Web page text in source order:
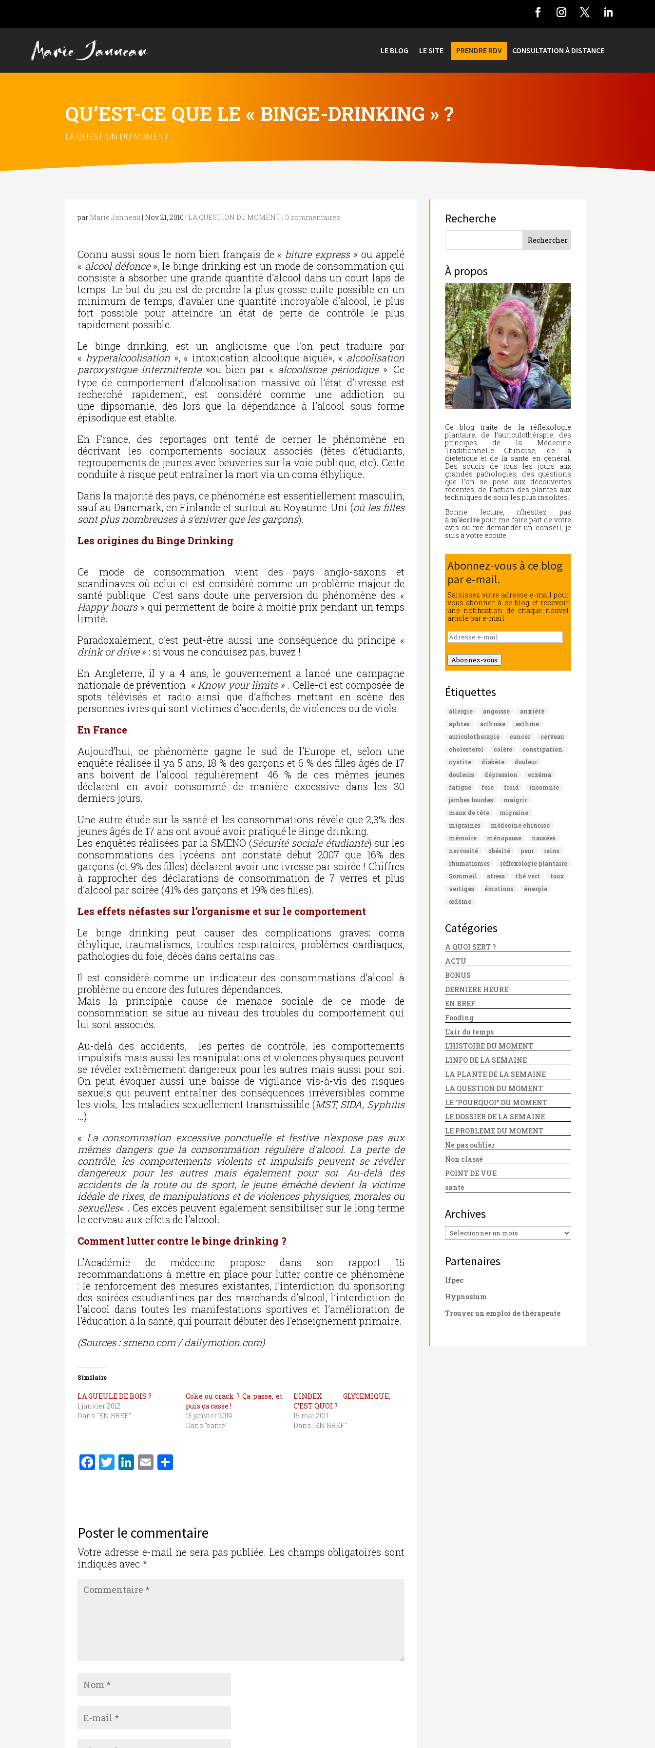
LE BLOG LE SITE PRENDRE RDV CONSULTATION À DISTANCE
QU’EST-CE QUE LE « BINGE-DRINKING » ?
LA QUESTION DU MOMENT
par Marie Janneau | Nov 21, 2010 | LA QUESTION DU MOMENT | 0 commentaires
Connu aussi sous le nom bien français de « biture express» ou appelé
« alcool défonce», le binge drinking est un mode de consommation qui
consiste à absorber une grande quantité d’alcool dans un court laps de
temps. Le but du jeu est de prendre la plus grosse cuite possible en un
minimum de temps, d’avaler une quantité incroyable d’alcool, le plus
fort possible pour atteindre un état de perte de contrôle le plus
rapidement possible.
Le binge drinking, est un anglicisme que l’on peut traduire par
« hyperalcoolisation », « intoxication alcoolique aiguë», « alcoolisation
paroxystique intermittente»ou bien par « alcoolisme périodique». Ce
type de comportement d’alcoolisation massive où l’état d’ivresse est
recherché rapidement, est considéré comme une addiction ou
une dipsomanie, dès lors que la dépendance à l’alcool sous forme
épisodique est établie.
En France, des reportages ont tenté de cerner le phénomène en
décrivant les comportements sociaux associés (fêtes d’étudiants,
regroupements de jeunes avec beuveries sur la voie publique, etc). Cette
conduite à risque peut entraîner la mort via un coma éthylique.
Dans la majorité des pays, ce phénomène est essentiellement masculin,
sauf au Danemark, en Finlande et surtout au Royaume-Uni (où les filles
sont plus nombreuses à s’enivrer que les garçons).
Les origines du Binge Drinking
Ce mode de consommation vient des pays anglo-saxons et
scandinaves où celui-ci est considéré comme un problème majeur de
santé publique. C’est sans doute une perversion du phénomène des «
Happy hours» qui permettent de boire à moitié prix pendant un temps
limité.
Paradoxalement, c’est peut-être aussi une conséquence du principe «
drink or drive» : si vous ne conduisez pas, buvez !
En Angleterre, il y a 4 ans, le gouvernement a lancé une campagne
nationale de prévention « Know your limits» . Celle-ci est composée de
spots télévisés et radio ainsi que d’affiches mettant en scène des
personnes ivres qui sont victimes d’accidents, de violences ou de viols.
En France
Aujourd’hui, ce phénomène gagne le sud de l’Europe et, selon une
enquête réalisée il ya 5 ans, 18 % des garçons et 6 % des filles âgés de 17
ans boivent de l’alcool régulièrement. 46 % de ces mêmes jeunes
déclarent en avoir consommé de manière excessive dans les 30
derniers jours.
Une autre étude sur la santé et les consommations révèle que 2,3% des
jeunes âgés de 17 ans ont avoué avoir pratiqué le Binge drinking.
Les enquêtes réalisées par la SMENO (Sécurité sociale étudiante) sur les
consommations des lycéens ont constaté début 2007 que 16% des
garçons (et 9% des filles) déclarent avoir une ivresse par soirée ! Chiffres
à rapprocher des déclarations de consommation de 7 verres et plus
d’alcool par soirée (41% des garçons et 19% des filles).
Les effets néfastes sur l’organisme et sur le comportement
Le binge drinking peut causer des complications graves: coma
éthylique, traumatismes, troubles respiratoires, problèmes cardiaques,
pathologies du foie, décès dans certains cas…
Il est considéré comme un indicateur des consommations d’alcool à
problème ou encore des futures dépendances.
Mais la principale cause de menace sociale de ce mode de
consommation se situe au niveau des troubles du comportement qui
lui sont associés.
Au-delà des accidents, les pertes de contrôle, les comportements
impulsifs mais aussi les manipulations et violences physiques peuvent
se révéler extrêmement dangereux pour les autres mais aussi pour soi.
On peut évoquer aussi une baisse de vigilance vis-à-vis des risques
sexuels qui peuvent entraîner des conséquences irréversibles comme
les viols, les maladies sexuellement transmissible (MST, SIDA, Syphilis
…).
« La consommation excessive ponctuelle et festive n’expose pas aux
mêmes dangers que la consommation régulière d’alcool. La perte de
contrôle, les comportements violents et impulsifs peuvent se révéler
dangereux pour les autres mais également pour soi. Au-delà des
accidents de la route ou de sport, le jeune éméché devient la victime
idéale de rixes, de manipulations et de violences physiques, morales ou
sexuelles« . Ces excès peuvent également sensibiliser sur le long terme
le cerveau aux effets de l’alcool.
Comment lutter contre le binge drinking ?
L’Académie de médecine propose dans son rapport 15
recommandations à mettre en place pour lutter contre ce phénomène
: le renforcement des mesures existantes, l’interdiction du sponsoring
des soirées estudiantines par des marchands d’alcool, l’interdiction de
l’alcool dans toutes les manifestations sportives et l’amélioration de
l’éducation à la santé, qui pourrait débuter dès l’enseignement primaire.
(Sources : smeno.com / dailymotion.com)
Similaire
LA GUEULE DE BOIS ?
1 janvier 2012
Dans "EN BREF"
Coke ou crack ? Ça passe, et
puis ça casse !
13 janvier 2019
Dans "santé"
L’INDEX GLYCEMIQUE,
C’EST QUOI ?
15 mai 2011
Dans "EN BREF"
F
b
o
o
k
T
r
Li
n
E
er
Poster le commentaire
Votre adresse e-mail ne sera pas publiée. Les champs obligatoires sont
indiqués avec*
Recherche
À propos
Ce blog traite de la réflexologie
plantaire, de l’auriculothérapie, des
principes de la Médecine
Traditionnelle Chinoise, de la
diététique et de la santé en général.
Des soucis de tous les jours aux
grandes pathologies, des questions
que l’on se pose aux découvertes
récentes, de l’action des plantes aux
techniques de soin les plus insolites.
Bonne lecture, n’hésitez pas
à m’écrire pour me faire part de votre
avis ou me demander un conseil, je
suis à votre écoute.
Abonnez-vous à ce blog
par e-mail.
Saisissez votre adresse e-mail pour
vous abonner à ce blog et recevoir
une notification de chaque nouvel
article par e-mail.
Adresse
e-
mail
Abonnez-vous
Étiquettes
allergie angoisse
anxiété
aphtes
arthrose
asthme
auriculotherapie
cancer
cerveau
cholesterol
colère
constipation.
cystite
diabète
douleur
douleurs
dépression
eczéma
fatigue
foie froid
insomnie
jambes lourdes
maigrir
maux de tête
migraine
migraines
médecine chinoise
mémoire
ménopause
nausées
nervosité
obésité peur
reins
rhumatismes
réflexologie plantaire
Sommeil
stress thé vert
toux
vertiges
émotions
énergie
œdème
Catégories
A QUOI SERT ?
ACTU
BONUS
DERNIERE HEURE
EN BREF
Fooding
L'air du temps
L'HISTOIRE DU MOMENT
L'INFO DE LA SEMAINE
LA PLANTE DE LA SEMAINE
LA QUESTION DU MOMENT
LE "POURQUOI" DU MOMENT
LE DOSSIER DE LA SEMAINE
LE PROBLEME DU MOMENT
Ne pas oublier
Non classé
POINT DE VUE
santé
Archives
Archives
Partenaires
Ifpec
Hypnosium
Trouver un emploi de thérapeute